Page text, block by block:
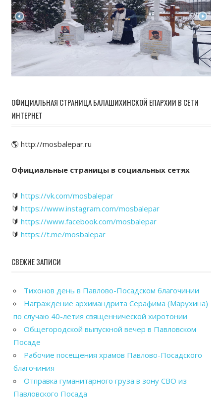
ОФИЦИАЛЬНАЯ СТРАНИЦА БАЛАШИХИНСКОЙ ЕПАРХИИ В СЕТИ
ИНТЕРНЕТ
🌎 http://mosbalepar.ru
Официальные страницы в социальных сетях
🔰 https://vk.com/mosbalepar
🔰 https://www.instagram.com/mosbalepar
🔰 https://www.facebook.com/mosbalepar
🔰 https://t.me/mosbalepar
СВЕЖИЕ ЗАПИСИ
Тихонов день в Павлово-Посадском благочинии
Награждение архимандрита Серафима (Марухина)
по случаю 40-летия священнической хиротонии
Общегородской выпускной вечер в Павловском
Посаде
Рабочие посещения храмов Павлово-Посадского
благочиния
Отправка гуманитарного груза в зону СВО из
Павловского Посада